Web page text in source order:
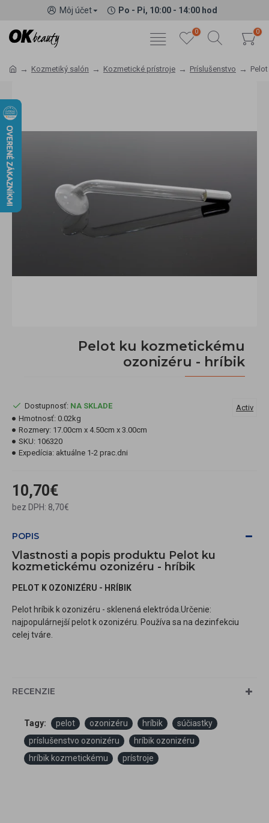
Môj účet Po - Pi, 10:00 - 14:00 hod
0 0
Kozmetiký salón Kozmetické prístroje Príslušenstvo
Pelot ku kozmetickému
ozonizéru - hríbik
10,70€
bez DPH: 8,70€
Dostupnosť: NA SKLADE
Hmotnosť: 0.02kg
Rozmery: 17.00cm x 4.50cm x 3.00cm
SKU: 106320
Expedícia: aktuálne 1-2 prac.dni
Activ
POPIS
Vlastnosti a popis produktu Pelot ku
kozmetickému ozonizéru - hríbik
PELOT K OZONIZÉRU - HRÍBIK
Pelot hríbik k ozonizéru - sklenená elektróda.Určenie:
najpopulárnejší pelot k ozonizéru. Používa sa na dezinfekciu
celej tváre.
RECENZIE
Tagy: pelot ozonizéru hríbik
súčiastky
príslušenstvo ozonizéru
hríbik ozonizéru
hríbik kozmetickému
prístroje